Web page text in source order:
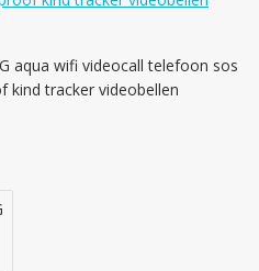
aqua wifi videocall telefoon sos
kind tracker videobellen